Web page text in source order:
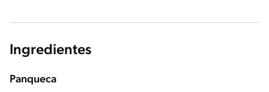
Ingredientes
Panqueca